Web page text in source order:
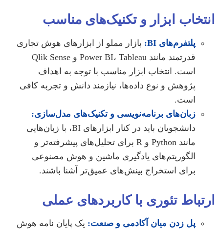
ابزار و تکنیک‌های مناسب
پلتفرم‌های BI:
بازار مملو از ابزارهای هوش تجاری
قدرتمند مانند Power BI، Tableau و Qlik Sense
است. انتخاب ابزار مناسب با توجه به اهداف
پژوهش و نوع داده‌ها، نیازمند دانش و تجربه کافی
است.
زبان‌های برنامه‌نویسی و تکنیک‌های مدل‌سازی:
دانشجویان باید در کنار ابزارهای BI، با زبان‌هایی
مانند Python و R برای تحلیل‌های پیشرفته‌تر و
الگوریتم‌های یادگیری ماشین و هوش مصنوعی
برای استخراج بینش‌های عمیق‌تر آشنا باشند.
تئوری با کاربردهای عملی
پل زدن میان آکادمی و صنعت:یک پایان نامه هوش